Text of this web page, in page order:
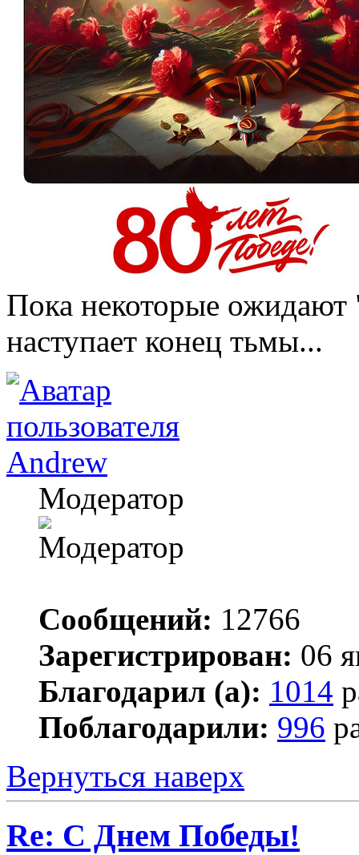
Пока некоторые ожидают
наступает конец тьмы...
Andrew
Модератор
Сообщений: 12766
Зарегистрирован: 06
Благодарил (а): 1014
Поблагодарили: 996
Вернуться наверх
Re: С Днем Победы!